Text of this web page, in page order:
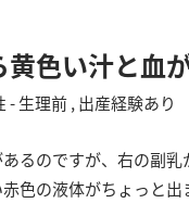
色い汁と血
生理前 , 出産経験あり
るのですが、右の副
色の液体がちょっと